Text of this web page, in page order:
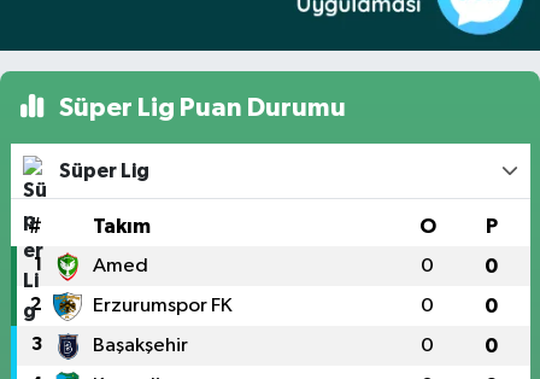
Süper Lig Puan Durumu
Süper Lig
# Takım O P
1 Amed 0 0
2 Erzurumspor FK 0 0
3 Başakşehir 0 0